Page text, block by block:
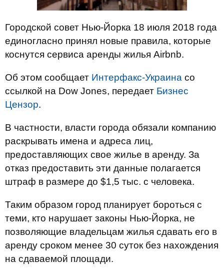
Городской совет Нью-Йорка 18 июля 2018 года
единогласно принял новые правила, которые
коснутся сервиса аренды жилья Airbnb.
Об этом сообщает Интерфакс-Украина со
ссылкой на Dow Jones, передает Бизнес
Цензор.
В частности, власти города обязали компанию
раскрывать имена и адреса лиц,
предоставляющих свое жилье в аренду. За
отказ предоставить эти данные полагается
штраф в размере до $1,5 тыс. с человека.
Таким образом город планирует бороться с
теми, кто нарушает законы Нью-Йорка, не
позволяющие владельцам жилья сдавать его в
аренду сроком менее 30 суток без нахождения
на сдаваемой площади.